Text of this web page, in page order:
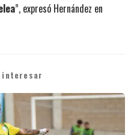
”, expresó Hernández en
interesar